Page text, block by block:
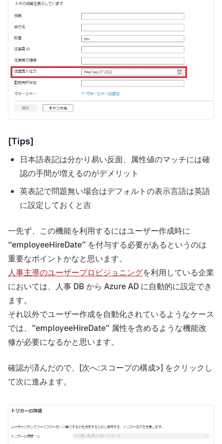
[Tips]
日本語表記は分かり易い反面、属性値のマッチには確
認の手間が増えるのがデメリット
英表記で問題無い場合はデフォルトの表示言語は英語
に設定しておくと吉
一先ず、この機能を利用するにはユーザー作成時に
“employeeHireDate” を付与する必要があるというのは
重要なポイントかなと思います。
人事主導のユーザープロビジョニングを利用している企業
においては、人事 DB から Azure AD に自動的に設定でき
ます。
それ以外でユーザー作成を自動化されているようなケース
では、”employeeHireDate” 属性を含めるような機能改
修が必要になるかと思います。
確認が済んだので、[次へ:スコープの構成>] をクリックし
て次に進みます。